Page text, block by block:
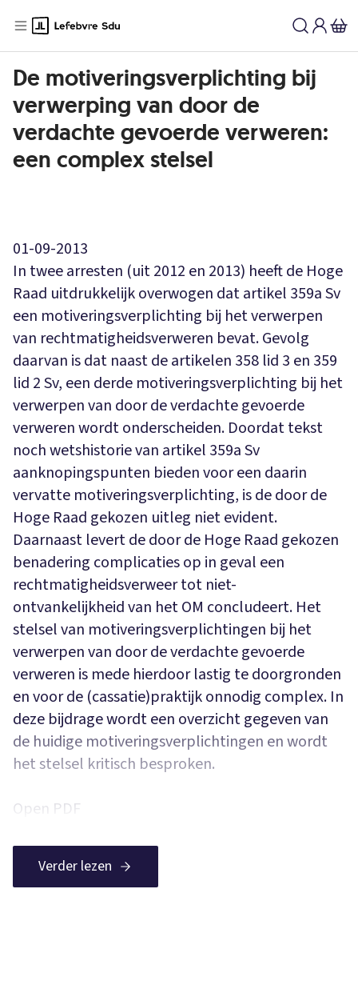
De motiveringsverplichting bij
verwerping van door de
verdachte gevoerde verweren:
een complex stelsel
01-09-2013
In twee arresten (uit 2012 en 2013) heeft de Hoge
Raad uitdrukkelijk overwogen dat artikel 359a Sv
een motiveringsverplichting bij het verwerpen
van rechtmatigheidsverweren bevat. Gevolg
daarvan is dat naast de artikelen 358 lid 3 en 359
lid 2 Sv, een derde motiveringsverplichting bij het
verwerpen van door de verdachte gevoerde
verweren wordt onderscheiden. Doordat tekst
noch wetshistorie van artikel 359a Sv
aanknopingspunten bieden voor een daarin
vervatte motiveringsverplichting, is de door de
Hoge Raad gekozen uitleg niet evident.
Daarnaast levert de door de Hoge Raad gekozen
benadering complicaties op in geval een
rechtmatigheidsverweer tot niet-
ontvankelijkheid van het OM concludeert. Het
stelsel van motiveringsverplichtingen bij het
verwerpen van door de verdachte gevoerde
verweren is mede hierdoor lastig te doorgronden
en voor de (cassatie)praktijk onnodig complex. In
deze bijdrage wordt een overzicht gegeven van
de huidige motiveringsverplichtingen en wordt
het stelsel kritisch besproken.
Open PDF
Verder lezen